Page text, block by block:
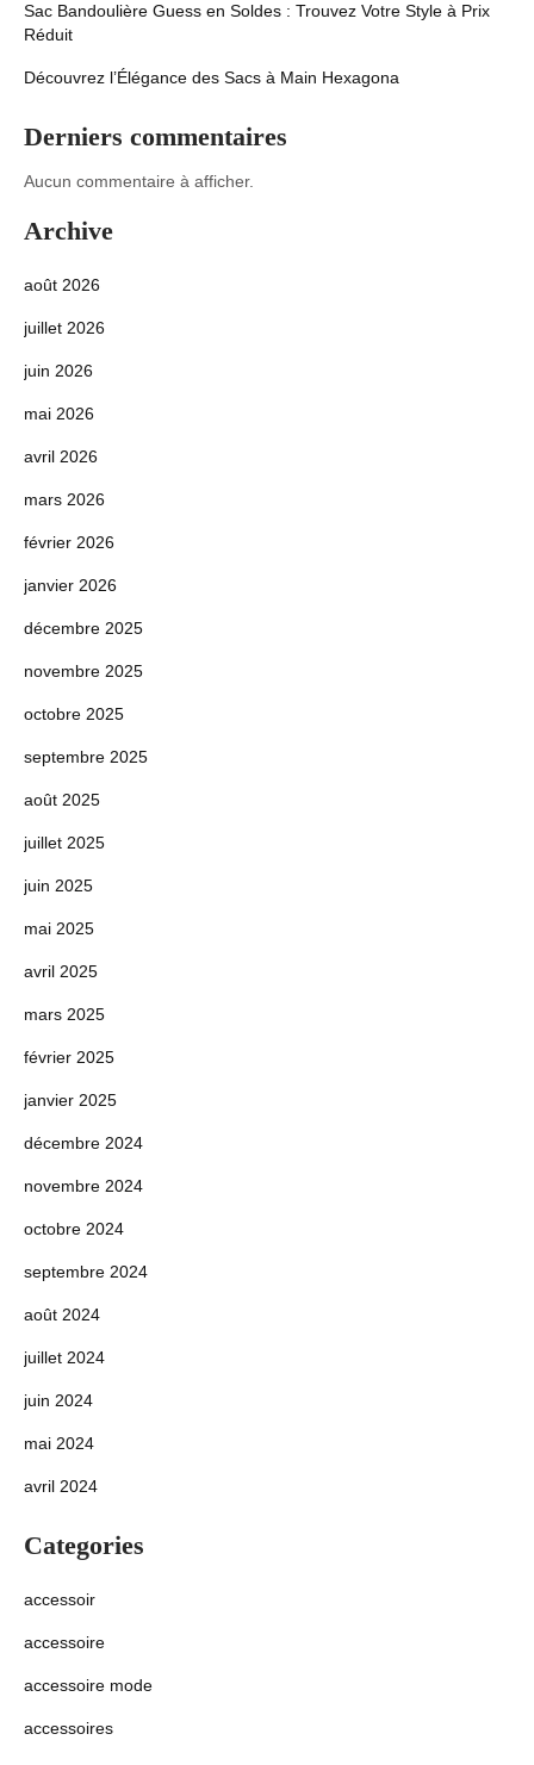
Sac Bandoulière Guess en Soldes : Trouvez Votre Style à Prix
Réduit
Découvrez l’Élégance des Sacs à Main Hexagona
Derniers commentaires
Aucun commentaire à afficher.
Archive
août 2026
juillet 2026
juin 2026
mai 2026
avril 2026
mars 2026
février 2026
janvier 2026
décembre 2025
novembre 2025
octobre 2025
septembre 2025
août 2025
juillet 2025
juin 2025
mai 2025
avril 2025
mars 2025
février 2025
janvier 2025
décembre 2024
novembre 2024
octobre 2024
septembre 2024
août 2024
juillet 2024
juin 2024
mai 2024
avril 2024
Categories
accessoir
accessoire
accessoire mode
accessoires